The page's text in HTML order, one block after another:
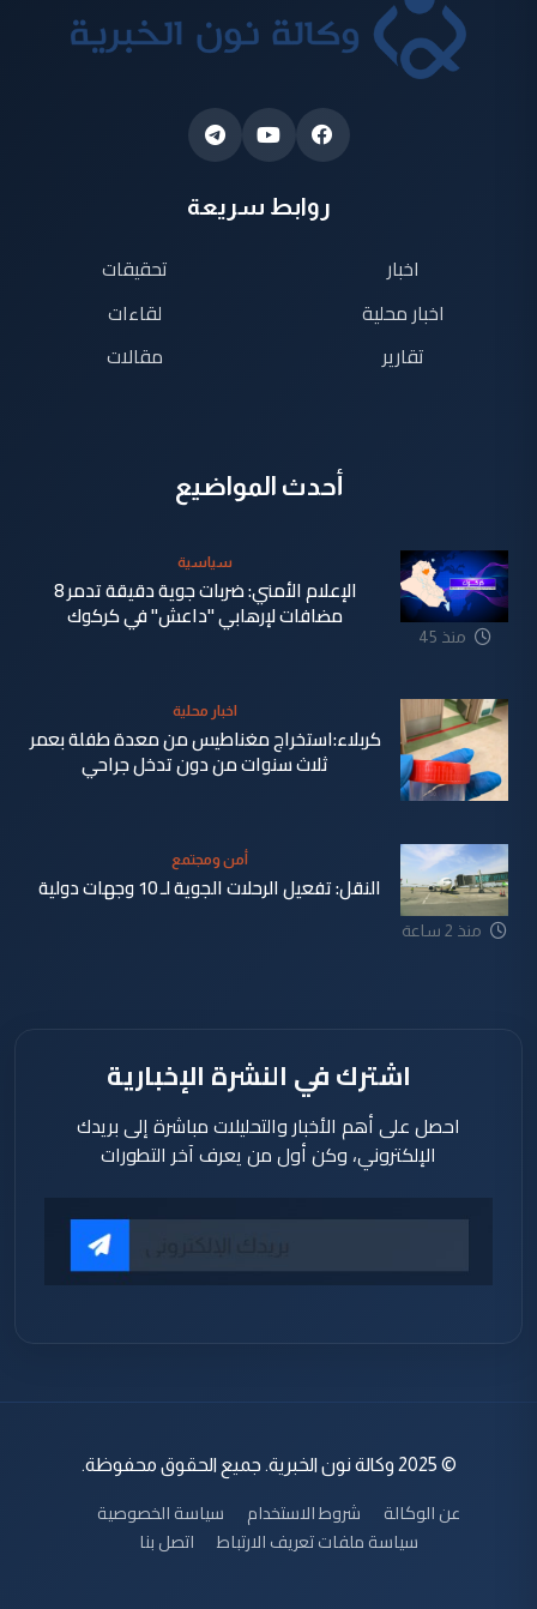
روابط سريعة
اخبار
اخبار محلية
تقارير
تحقيقات
لقاءات
مقالات
أحدث المواضيع
منذ 45
سياسية
الإعلام الأمني: ضربات جوية دقيقة تدمر 8
مضافات لإرهابي "داعش" في كركوك
منذ 51
دقيقة
اخبار محلية
كربلاء:استخراج مغناطيس من معدة طفلة بعمر
ثلاث سنوات من دون تدخل جراحي
منذ 2 ساعة
أمن ومجتمع
النقل: تفعيل الرحلات الجوية لـ 10 وجهات دولية
اشترك في النشرة الإخبارية
احصل على أهم الأخبار والتحليلات مباشرة إلى بريدك
الإلكتروني، وكن أول من يعرف آخر التطورات
© 2025 وكالة نون الخبرية. جميع الحقوق محفوظة.
عن الوكالة شروط الاستخدام
سياسة الخصوصية
سياسة ملفات تعريف الارتباط
اتصل بنا